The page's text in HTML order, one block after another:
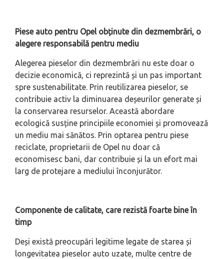
Piese auto pentru Opel obținute din dezmembrări, o
alegere responsabilă pentru mediu
Alegerea pieselor din dezmembrări nu este doar o
decizie economică, ci reprezintă și un pas important
spre sustenabilitate. Prin reutilizarea pieselor, se
contribuie activ la diminuarea deșeurilor generate și
la conservarea resurselor. Această abordare
ecologică susține principiile economiei și promovează
un mediu mai sănătos. Prin optarea pentru piese
reciclate, proprietarii de Opel nu doar că
economisesc bani, dar contribuie și la un efort mai
larg de protejare a mediului înconjurător.
Componente de calitate, care rezistă foarte bine în
timp
Deși există preocupări legitime legate de starea și
longevitatea pieselor auto uzate, multe centre de